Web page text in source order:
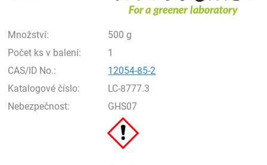
Množství:
500 g
Počet ks v balení:
1
CAS/ID No.:
12054-85-2
Katalogové číslo:
LC-8777.3
Nebezpečnost:
GHS07